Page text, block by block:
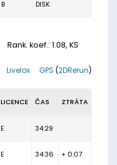
B DISK
Rank. koef.: 1.08, KS
GPS (2DRerun)
Livelox
LICENCE ČAS ZTRÁTA
E 34:29
E 34:36 + 0:07